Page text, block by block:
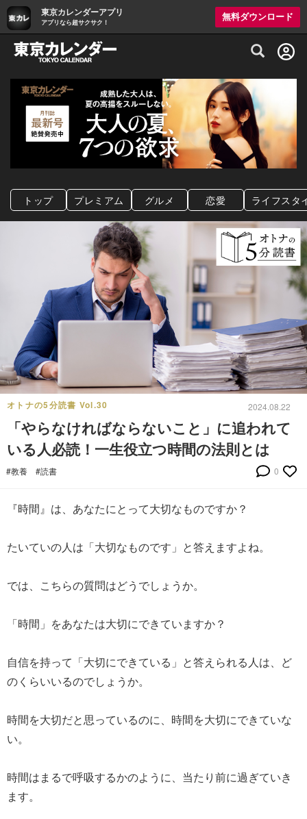
東京カレンダーアプリ
アプリなら超サクサク！
無料ダウンロード
グルメ情報・プレミアムレストラン予約
トップ プレミアム グルメ 恋愛 ライフスタ
オトナの5分読書 Vol.30 2024.08.22
「やらなければならないこと」に追われて
いる人必読！一生役立つ時間の法則とは
#教養 #読書 0
『時間』は、あなたにとって大切なものですか？
たいていの人は「大切なものです」と答えますよね。
では、こちらの質問はどうでしょうか。
「時間」をあなたは大切にできていますか？
自信を持って「大切にできている」と答えられる人は、ど
のくらいいるのでしょうか。
時間を大切だと思っているのに、時間を大切にできていな
い。
時間はまるで呼吸するかのように、当たり前に過ぎていき
ます。